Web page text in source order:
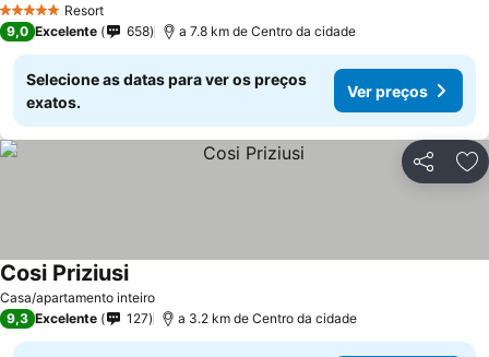
5 Estrelas Resort
9,0 Excelente 658 a 7.8 km de Centro da cidade
Selecione as datas para ver os preços
exatos.
Ver preços
Partilhar
Casa/apartamento inteiro
Cosi Priziusi
9,3 Excelente 127 a 3.2 km de Centro da cidade